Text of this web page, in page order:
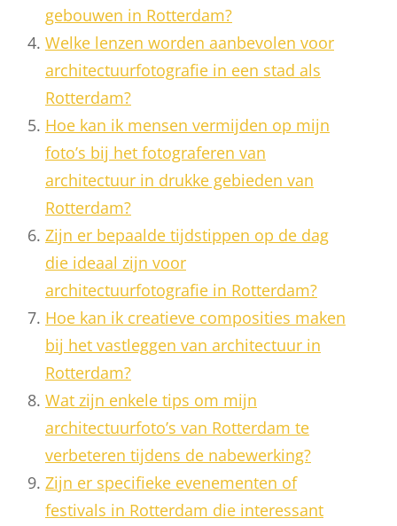
gebouwen in Rotterdam?
Welke lenzen worden aanbevolen voor
architectuurfotografie in een stad als
Rotterdam?
Hoe kan ik mensen vermijden op mijn
foto’s bij het fotograferen van
architectuur in drukke gebieden van
Rotterdam?
Zijn er bepaalde tijdstippen op de dag
die ideaal zijn voor
architectuurfotografie in Rotterdam?
Hoe kan ik creatieve composities maken
bij het vastleggen van architectuur in
Rotterdam?
Wat zijn enkele tips om mijn
architectuurfoto’s van Rotterdam te
verbeteren tijdens de nabewerking?
Zijn er specifieke evenementen of
festivals in Rotterdam die interessant